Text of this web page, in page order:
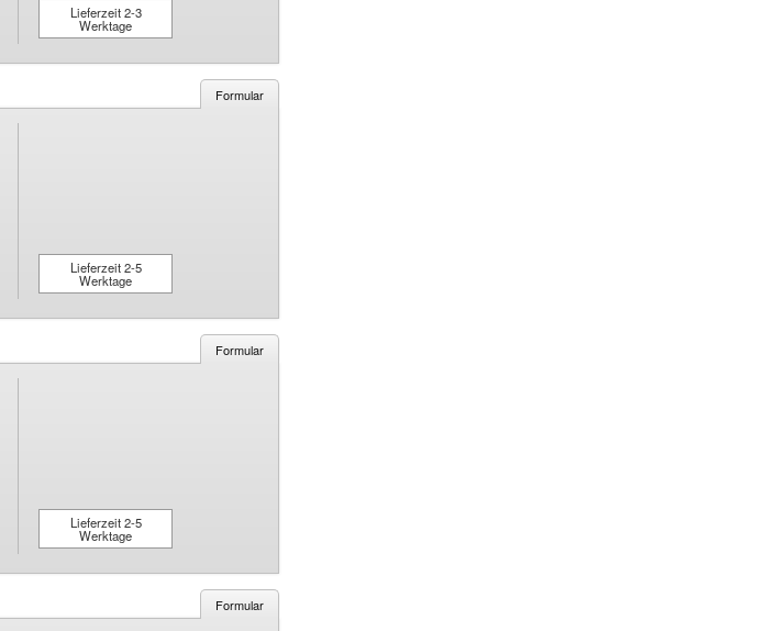
Lieferzeit 2-3
Werktage
Formular
Lieferzeit 2-5
Werktage
Formular
Lieferzeit 2-5
Werktage
Formular